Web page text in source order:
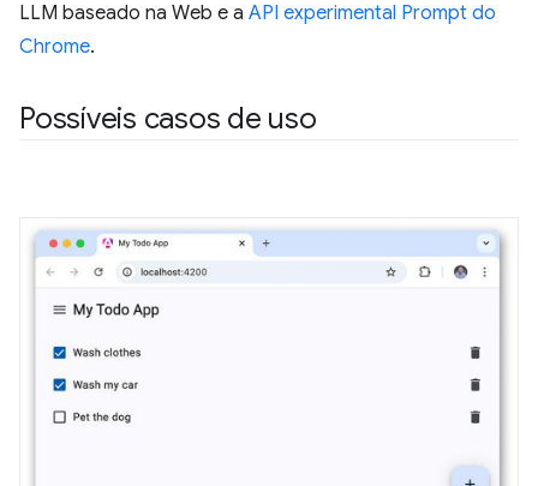
LLM baseado na Web e a API experimental Prompt do
Chrome.
Possíveis casos de uso